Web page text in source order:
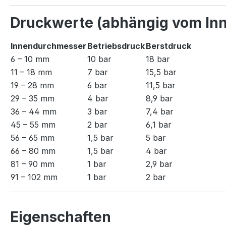
Druckwerte (abhängig vom
Innendurchmesser BetriebsdruckBerstdruck
6 – 10 mm
10 bar
18 bar
11 – 18 mm
7 bar
15,5 bar
19 – 28 mm
6 bar
11,5 bar
29 – 35 mm
4 bar
8,9 bar
36 – 44 mm
3 bar
7,4 bar
45 – 55 mm
2 bar
6,1 bar
56 – 65 mm
1,5 bar
5 bar
66 – 80 mm
1,5 bar
4 bar
81 – 90 mm
1 bar
2,9 bar
91 – 102 mm
1 bar 2 bar
Eigenschaften